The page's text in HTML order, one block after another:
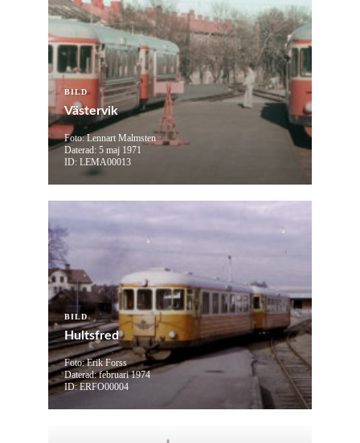
BILD
Västervik
Foto: Lennart Malmsten
Daterad: 5 maj 1971
ID: LEMA00013
BILD
Hultsfred
Foto: Erik Forss
Daterad: februari 1974
ID: ERFO00004